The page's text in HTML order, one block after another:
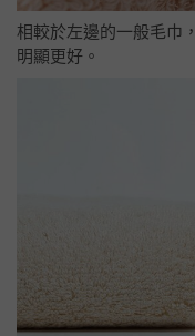
相較於左邊的一般毛巾
明顯更好。